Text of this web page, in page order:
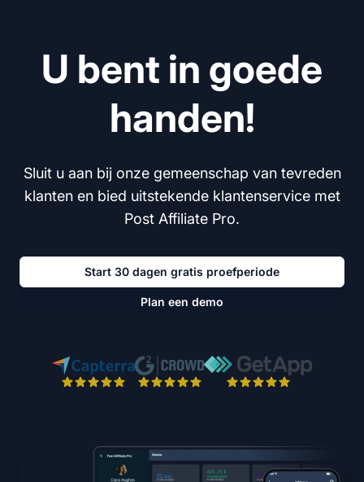
U bent in goede
handen!
Sluit u aan bij onze gemeenschap van tevreden
klanten en bied uitstekende klantenservice met
Post Affiliate Pro.
Start 30 dagen gratis proefperiode
Plan een demo